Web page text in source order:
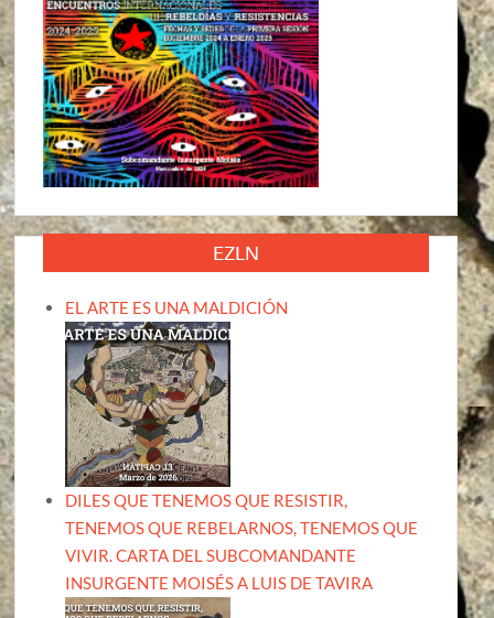
EZLN
EL ARTE ES UNA MALDICIÓN
DILES QUE TENEMOS QUE RESISTIR,
TENEMOS QUE REBELARNOS, TENEMOS QUE
VIVIR. CARTA DEL SUBCOMANDANTE
INSURGENTE MOISÉS A LUIS DE TAVIRA